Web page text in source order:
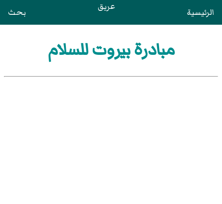
الرئيسية عريق بحث
مبادرة بيروت للسلام